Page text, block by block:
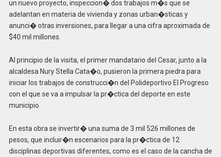
un nuevo proyecto, inspeccion� dos trabajos m�s que se
adelantan en materia de vivienda y zonas urban�sticas y
anunci� otras inversiones, para llegar a una cifra aproximada de
$40 mil millones.
Al principio de la visita, el primer mandatario del Cesar, junto a la
alcaldesa Nury Stella Cata�o, pusieron la primera piedra para
iniciar los trabajos de construcci�n del Polideportivo El Progreso
con el que se va a impulsar la pr�ctica del deporte en este
municipio.
En esta obra se invertir� una suma de 3 mil 526 millones de
pesos, que incluir�n escenarios para la pr�ctica de 12
disciplinas deportivas diferentes, como es el caso de la cancha de